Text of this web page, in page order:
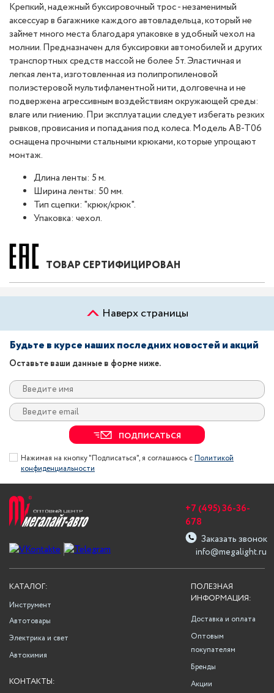
Крепкий, надежный буксировочный трос - незаменимый
аксессуар в багажнике каждого автовладельца, который не
займет много места благодаря упаковке в удобный чехол на
молнии. Предназначен для буксировки автомобилей и других
транспортных средств массой не более 5т. Эластичная и
легкая лента, изготовленная из полипропиленовой
полиэстеровой мультифламентной нити, долговечна и не
подвержена агрессивным воздействиям окружающей среды:
влаге или гниению. При эксплуатации следует избегать резких
рывков, провисания и попадания под колеса. Модель AB-T06
оснащена прочными стальными крюками, которые упрощают
монтаж.
Длина ленты: 5 м.
Ширина ленты: 50 мм.
Тип сцепки: "крюк/крюк".
Упаковка: чехол.
ТОВАР СЕРТИФИЦИРОВАН
Наверх страницы
Будьте в курсе наших последних новостей и акций
Оставьте ваши данные в форме ниже.
ПОДПИСАТЬСЯ
Нажимая на кнопку "Подписаться", я соглашаюсь сПолитикой
конфиденциальности
info@megalight.ru
+7 (495) 36-36-
678
Заказать звонок
ПОЛЕЗНАЯ
ИНФОРМАЦИЯ:
Доставка и оплата
Оптовым
покупателям
Бренды
Акции
КАТАЛОГ:
Инструмент
Автотовары
Электрика и свет
Автохимия
КОНТАКТЫ: